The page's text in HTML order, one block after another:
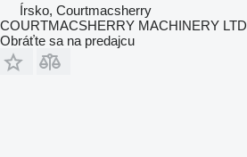
Írsko, Courtmacsherry
COURTMACSHERRY MACHINERY LTD
Obráťte sa na predajcu